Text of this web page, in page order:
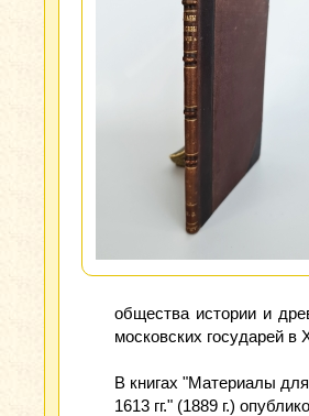
общества истории и
московских государей в
В книгах "Материалы
1613 гг." (1889 г.)